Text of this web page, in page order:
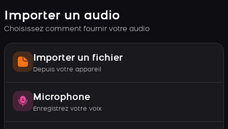
Importer un audio
Choisissez comment fournir votre audio
Importer un fichier
Depuis votre appareil
Microphone
Enregistrez votre voix